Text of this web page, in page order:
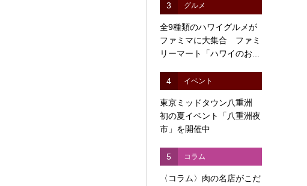
3 グルメ
全9種類のハワイグルメが
ファミマに大集合 ファミ
リーマート「ハワイのお...
4 イベント
東京ミッドタウン八重洲
初の夏イベント「八重洲夜
市」を開催中
5 コラム
〈コラム〉肉の名店がこだ